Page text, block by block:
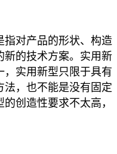
对产品的形状、构造
新的技术方案。实用新
，实用新型只限于具有
，也不能是没有固定
创造性要求不太高，